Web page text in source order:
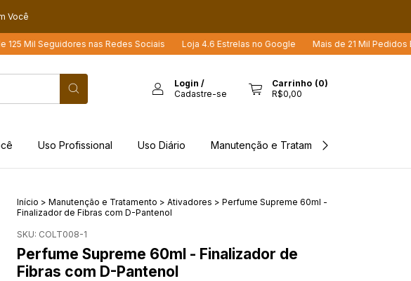
Você
Seguidores nas Redes Sociais Loja 4.6 Estrelas no Google Mais de 21 Mil Pedidos
Login /
Cadastre-se
Carrinho (0)
R$0,00
Uso Profissional Uso Diário Manutenção e Tratamento
Início > Manutenção e Tratamento > Ativadores > Perfume Supreme 60ml -
Finalizador de Fibras com D-Pantenol
SKU: COLT008-1
Perfume Supreme 60ml - Finalizador de
Fibras com D-Pantenol